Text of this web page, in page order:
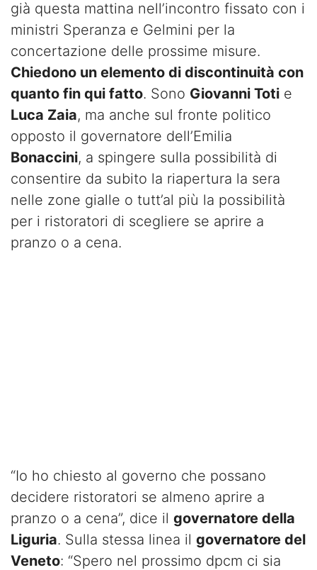
già questa mattina nell’incontro fissato con i
ministri Speranza e Gelmini per la
concertazione delle prossime misure.
Chiedono un elemento di discontinuità con
quanto fin qui fatto. Sono Giovanni Toti e
Luca Zaia, ma anche sul fronte politico
opposto il governatore dell’Emilia
Bonaccini, a spingere sulla possibilità di
consentire da subito la riapertura la sera
nelle zone gialle o tutt’al più la possibilità
per i ristoratori di scegliere se aprire a
pranzo o a cena.
“Io ho chiesto al governo che possano
decidere ristoratori se almeno aprire a
pranzo o a cena”, dice il governatore della
Liguria. Sulla stessa linea il governatore del
Veneto: “Spero nel prossimo dpcm ci sia